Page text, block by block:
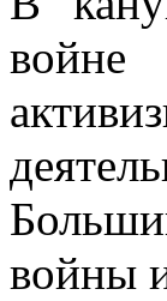
войны